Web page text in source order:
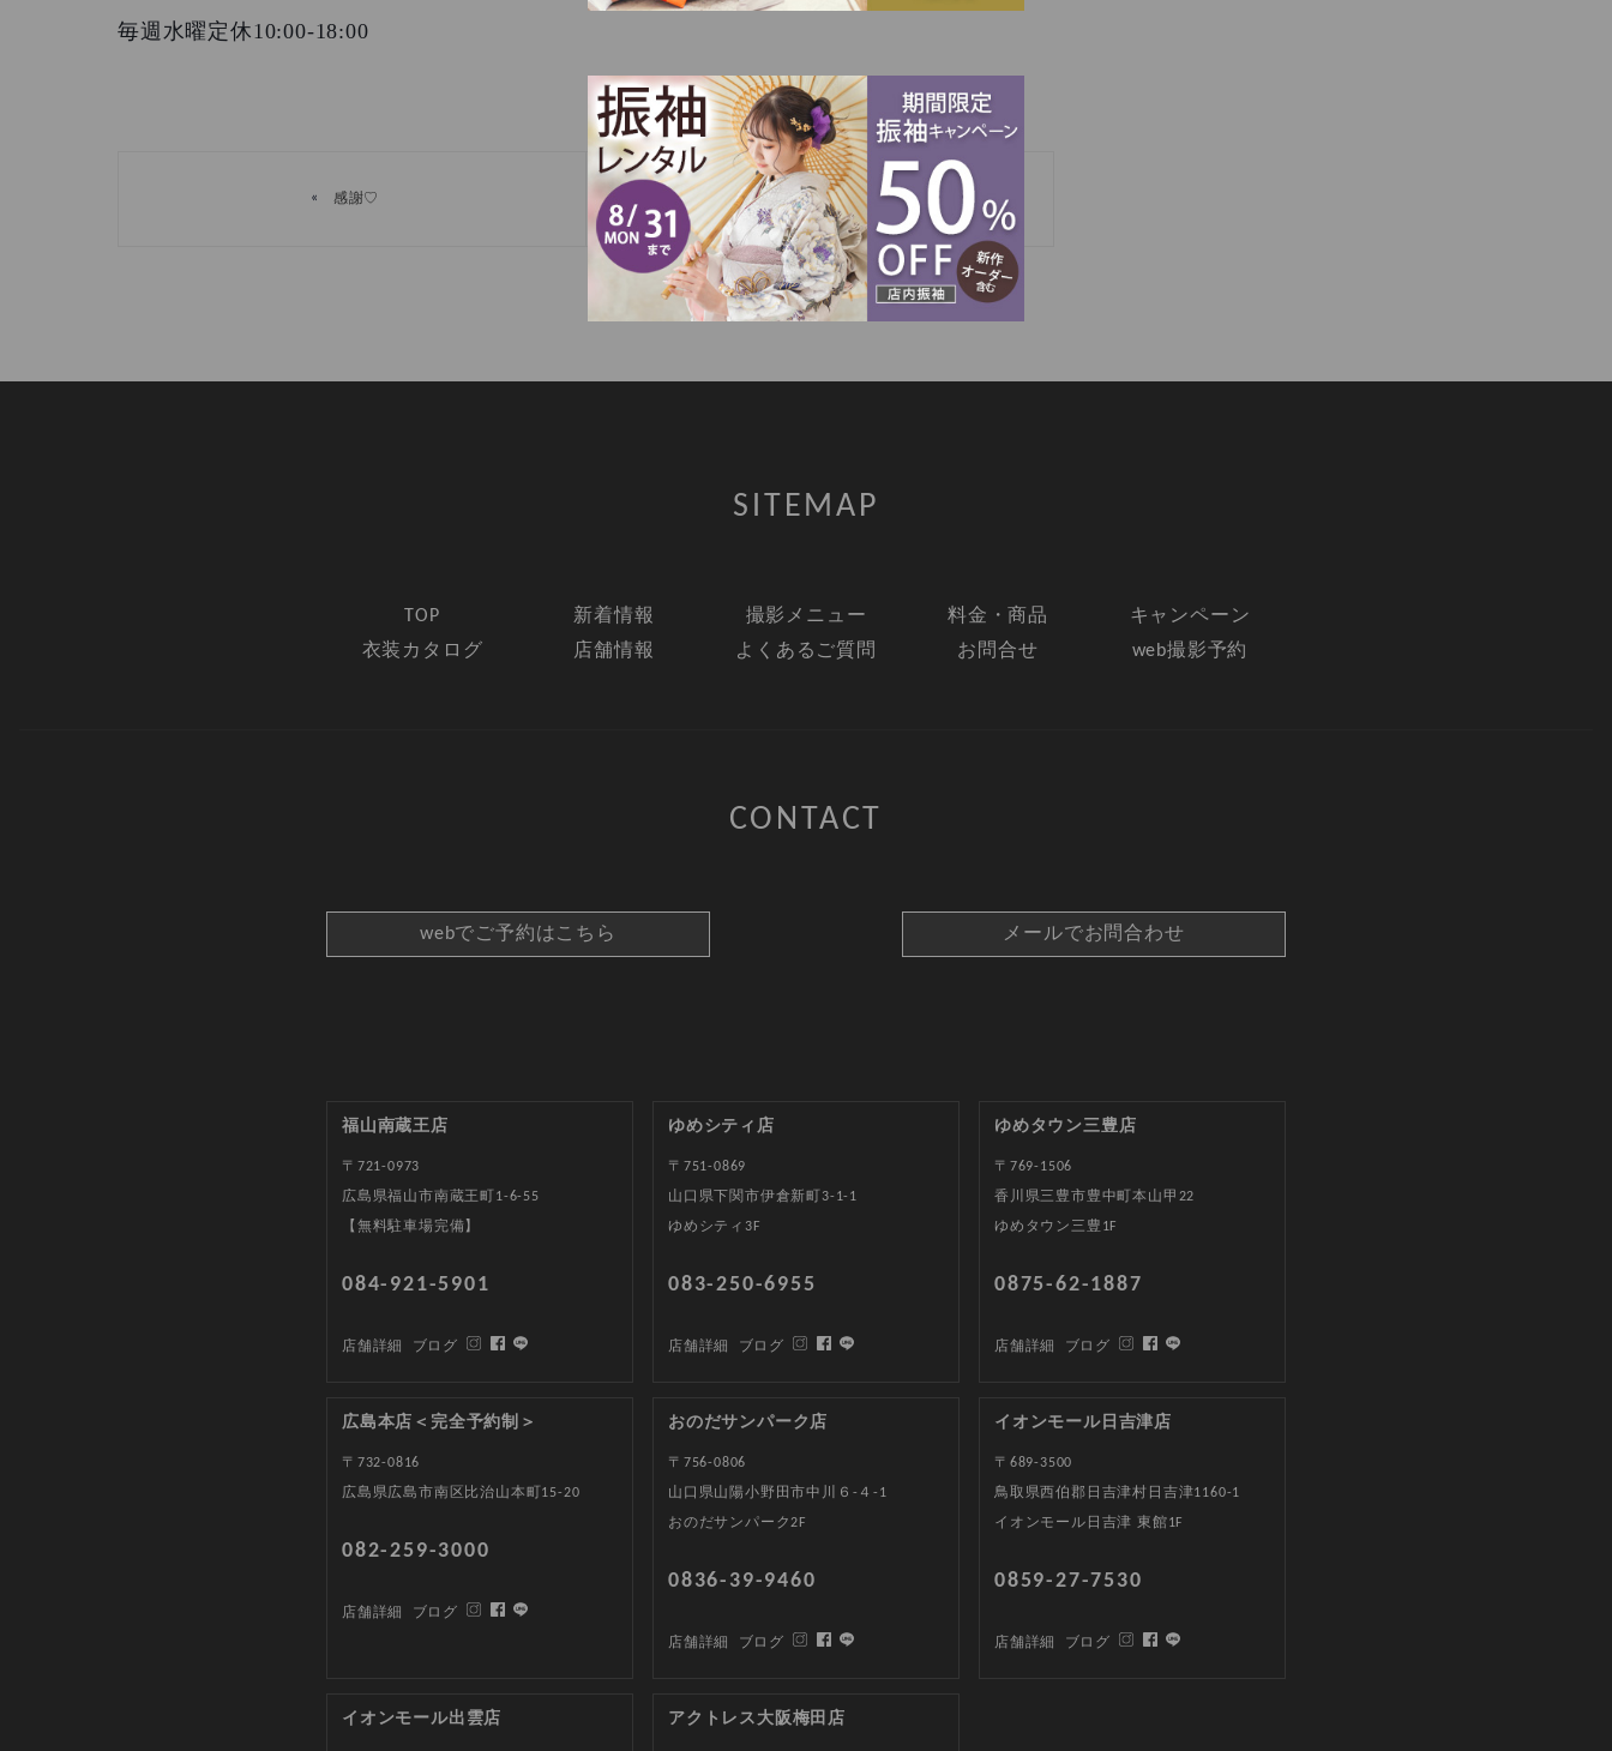
毎週水曜定休 10:00-18:00
« 感謝♡ キッズフォト♡ »
SITEMAP
TOP 新着情報 撮影メニュー 料金・商品
キャンペーン
衣装カタログ
店舗情報 よくあるご質問 お問合せ web撮影予約
CONTACT
webでご予約はこちら メールでお問合わせ
福山南蔵王店
〒721-0973
広島県福山市南蔵王町1-6-55
【無料駐車場完備】
084-921-5901
店舗詳細 ブログ
ゆめシティ店
〒751-0869
山口県下関市伊倉新町3-1-1
ゆめシティ3F
083-250-6955
店舗詳細 ブログ
ゆめタウン三豊店
〒769-1506
香川県三豊市豊中町本山甲22
ゆめタウン三豊1F
0875-62-1887
店舗詳細 ブログ
広島本店＜完全予約制＞
〒732-0816
広島県広島市南区比治山本町15-20
082-259-3000
店舗詳細 ブログ
おのだサンパーク店
〒756-0806
山口県山陽小野田市中川６-４-1
おのだサンパーク2F
0836-39-9460
店舗詳細 ブログ
イオンモール日吉津店
〒689-3500
鳥取県西伯郡日吉津村日吉津1160-1
イオンモール日吉津 東館1F
0859-27-7530
店舗詳細 ブログ
イオンモール出雲店 アクトレス大阪梅田店